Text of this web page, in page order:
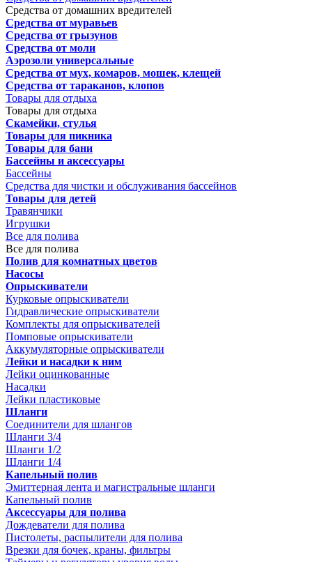
Средства от домашних вредителей
Средства от муравьев
Средства от грызунов
Средства от моли
Аэрозоли универсальные
Средства от мух, комаров, мошек, клещей
Средства от тараканов, клопов
Товары для отдыха
Товары для отдыха
Скамейки, стулья
Товары для пикника
Товары для бани
Бассейны и аксессуары
Бассейны
Средства для чистки и обслуживания бассейнов
Товары для детей
Травянчики
Игрушки
Все для полива
Все для полива
Полив для комнатных цветов
Насосы
Опрыскиватели
Курковые опрыскиватели
Гидравлические опрыскиватели
Комплекты для опрыскивателей
Помповые опрыскиватели
Аккумуляторные опрыскиватели
Лейки и насадки к ним
Лейки оцинкованные
Насадки
Лейки пластиковые
Шланги
Соединители для шлангов
Шланги 3/4
Шланги 1/2
Шланги 1/4
Капельный полив
Эмиттерная лента и магистральные шланги
Капельный полив
Аксессуары для полива
Дождеватели для полива
Пистолеты, распылители для полива
Врезки для бочек, краны, фильтры